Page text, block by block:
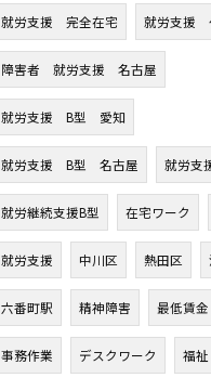
就労支援 完全在宅 就労支援
障害者 就労支援 名古屋
就労支援 B型 愛知
就労支援 B型 名古屋 就労支
就労継続支援B型 在宅ワーク
就労支援 中川区 熱田区
六番町駅 精神障害 最低賃金
事務作業 デスクワーク 福祉